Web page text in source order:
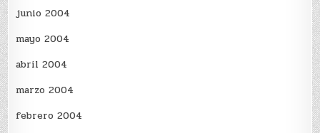
junio 2004
mayo 2004
abril 2004
marzo 2004
febrero 2004